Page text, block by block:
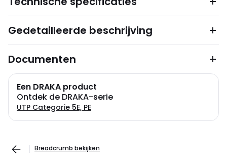
Gedetailleerde beschrijving
Documenten
Een DRAKA product
Ontdek de DRAKA-serie
UTP Categorie 5E, PE
Breadcrumb bekijken